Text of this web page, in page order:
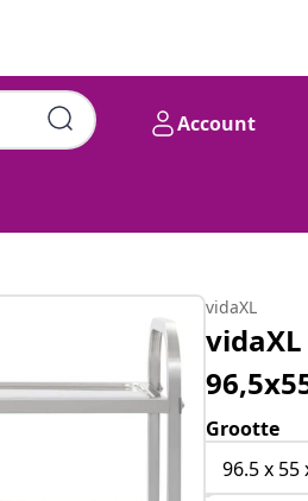
Account
vidaXL
Grootte
96.5 x 55